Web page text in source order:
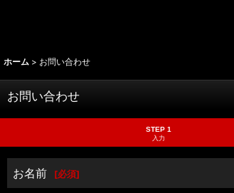
ホーム > お問い合わせ
お問い合わせ
STEP 1
入力
お名前 [必須]